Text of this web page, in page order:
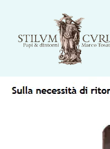
contenuto